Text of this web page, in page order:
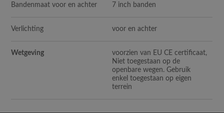
Bandenmaat voor en achter 7 inch banden
Verlichting voor en achter
Wetgeving
voorzien van EU CE certificaat,
Niet toegestaan op de
openbare wegen. Gebruik
enkel toegestaan op eigen
terrein